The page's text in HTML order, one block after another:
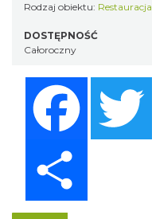
Rodzaj obiektu: Restauracja
DOSTĘPNOŚĆ
Całoroczny